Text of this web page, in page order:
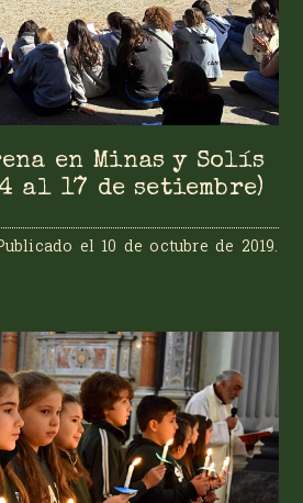
en Minas y Solís
al 17 de setiembre)
el 10 de octubre de 2019.